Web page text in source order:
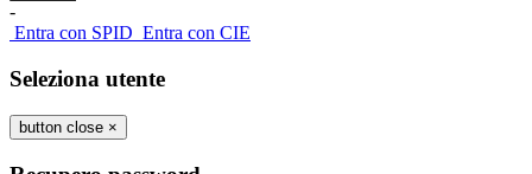
-
Entra con SPID Entra con CIE
Seleziona utente
button close ×